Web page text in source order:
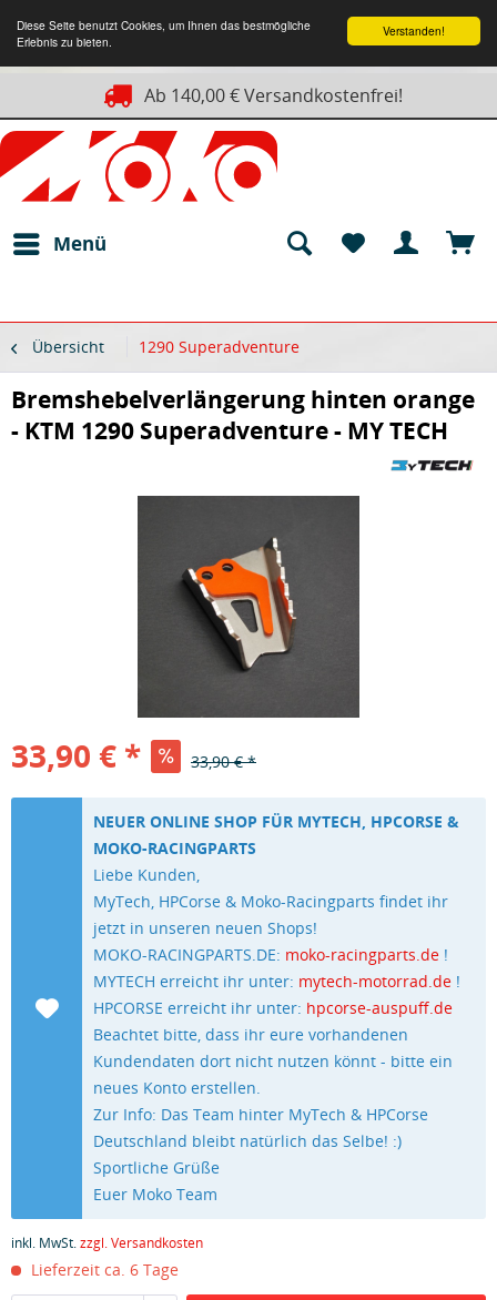
Verstanden!
Diese Seite benutzt Cookies, um Ihnen das bestmögliche
Erlebnis zu bieten.
Ab 140,00 € Versandkostenfrei!
Menü
Übersicht 1290 Superadventure
Bremshebelverlängerung hinten orange
- KTM 1290 Superadventure - MY TECH
33,90 € * 33,90 € *
NEUER ONLINE SHOP FÜR MYTECH, HPCORSE &
MOKO-RACINGPARTS
Liebe Kunden,
MyTech, HPCorse & Moko-Racingparts findet ihr
jetzt in unseren neuen Shops!
MOKO-RACINGPARTS.DE: moko-racingparts.de !
MYTECH erreicht ihr unter: mytech-motorrad.de !
HPCORSE erreicht ihr unter: hpcorse-auspuff.de
Beachtet bitte, dass ihr eure vorhandenen
Kundendaten dort nicht nutzen könnt - bitte ein
neues Konto erstellen.
Zur Info: Das Team hinter MyTech & HPCorse
Deutschland bleibt natürlich das Selbe! :)
Sportliche Grüße
Euer Moko Team
inkl. MwSt.zzgl. Versandkosten
Lieferzeit ca. 6 Tage